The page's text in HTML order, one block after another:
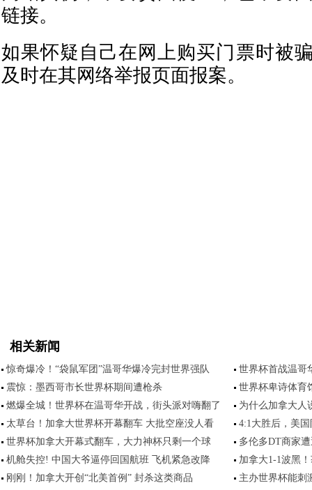
链接。
如果怀疑自己在网上购买门票时被
及时在其网络举报页面报案。
相关新闻
惊奇爆冷！“袋鼠军团”温哥华爆冷完封世界强队
世界杯首战温哥
震惊：墨西哥市长世界杯期间遭枪杀
世界杯卑诗体育
燃爆全城！世界杯在温哥华开战，街头派对嗨翻了
为什么加拿大人
太草台！加拿大世界杯开幕翻车 大批空座没人看
4:1大胜后，美
世界杯加拿大开幕式翻车，大力神杯只剩一个球
多伦多DT商家
机舱失控! 中国大爷逼停回国航班 飞机紧急改降
加拿大1-1波黑
刚刚！加拿大开创“北美首例” 封杀这类商品
主办世界杯能刺